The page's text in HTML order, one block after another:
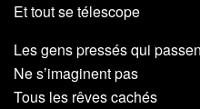
Et tout se télescope
Les gens pressés qui
Ne s’imaginent pas
Tous les rêves cachés